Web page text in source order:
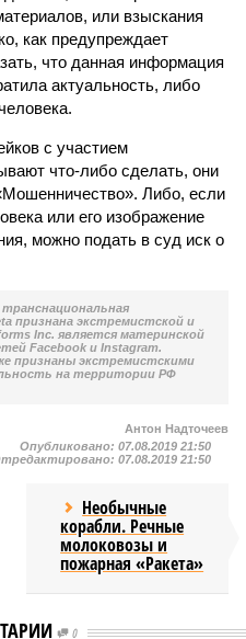
или взыскания
как предупреждает
что данная информация
актуальность, либо
с участием
что-либо сделать, они
Либо, если
или его изображение
можно подать в суд иск о
транснациональная
признана экстремистской и
Inc. является материнской
Facebook и Instagram.
признаны экстремистскими
на территории РФ
Антон Надточеев
Опубликовано: 07.08.2019 21:50
07.08.2019 21:50
Необычные
корабли. Речные
молоковозы и
пожарная «Ракета»
0